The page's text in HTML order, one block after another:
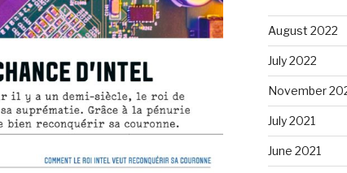
August 2022
July 2022
November
July 2021
June 2021